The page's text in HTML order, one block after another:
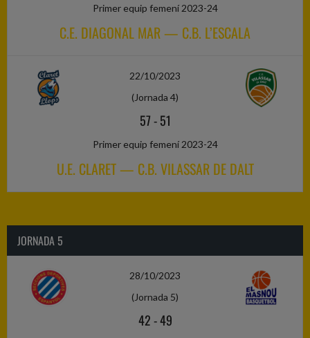
Primer equip femení 2023-24
C.E. DIAGONAL MAR — C.B. L’ESCALA
22/10/2023
(Jornada 4)
57-51
Primer equip femení 2023-24
U.E. CLARET — C.B. VILASSAR DE DALT
JORNADA 5
28/10/2023
(Jornada 5)
42-49